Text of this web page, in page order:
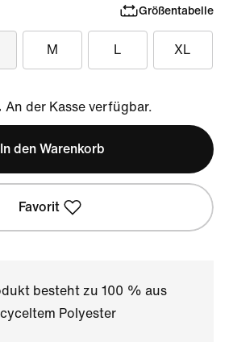
Größentabelle
M L XL
Klarna
An der Kasse verfügbar.
In den Warenkorb
Favorit
besteht zu 100 % aus
Polyester